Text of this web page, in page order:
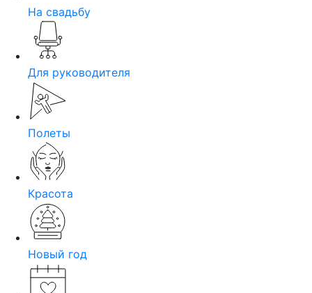
На свадьбу
Для руководителя
Полеты
Красота
Новый год